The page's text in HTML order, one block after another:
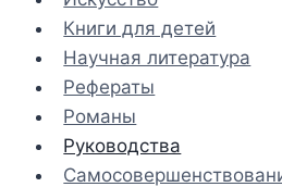
Книги для детей
Научная литература
Рефераты
Романы
Руководства